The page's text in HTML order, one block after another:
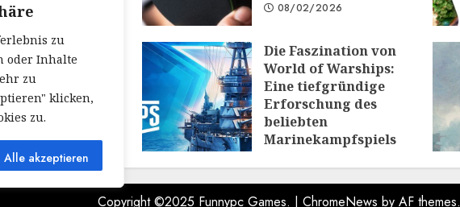
zu
oder Inhalte
zu
klicken,
zu.
Alle akzeptieren
2026 08/02/2026
Reise durch die
von RuneScape:
auf das
MMORPG
Die Faszination von
World of Warships:
Eine tiefgründige
Erforschung des
beliebten
Marinekampfspiels
Copyright ©2025 Funnypc Games. | ChromeNews by AF themes.